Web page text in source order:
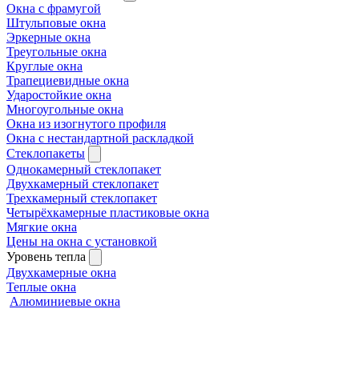
Окна с фрамугой
Штульповые окна
Эркерные окна
Треугольные окна
Круглые окна
Трапециевидные окна
Ударостойкие окна
Многоугольные окна
Окна из изогнутого профиля
Окна с нестандартной раскладкой
Стеклопакеты
Однокамерный стеклопакет
Двухкамерный стеклопакет
Трехкамерный стеклопакет
Четырёхкамерные пластиковые окна
Мягкие окна
Цены на окна с установкой
Уровень тепла
Двухкамерные окна
Теплые окна
Алюминиевые окна